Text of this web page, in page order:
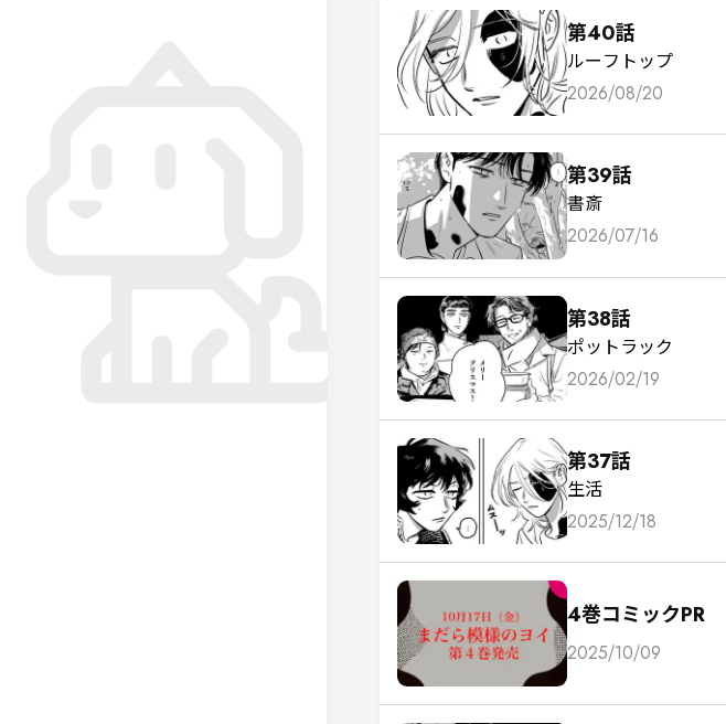
第40話
ルーフトップ
2026/08/20
第39話
書斎
2026/07/16
第38話
ポットラック
2026/02/19
第37話
生活
2025/12/18
4巻コミックPR
2025/10/09